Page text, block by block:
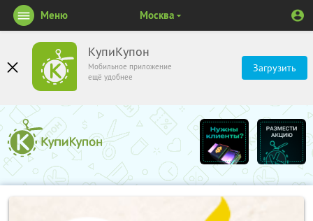
КупиКупон
Мобильное приложение
ещё удобнее
Загрузить
Меню Москва